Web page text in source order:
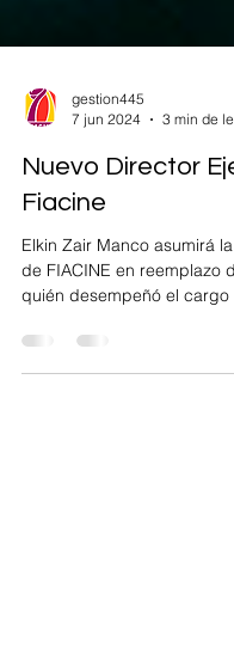
gestion445
7 jun 2024
Nuevo Director
Fiacine
de FIACINE en reemplazo
quién desempeñó el cargo